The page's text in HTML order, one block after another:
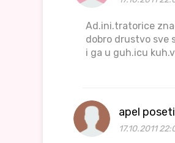
Ad.ini.tratorice
dobro drustvo sve
i ga u guh.icu
apel
17.10.2011